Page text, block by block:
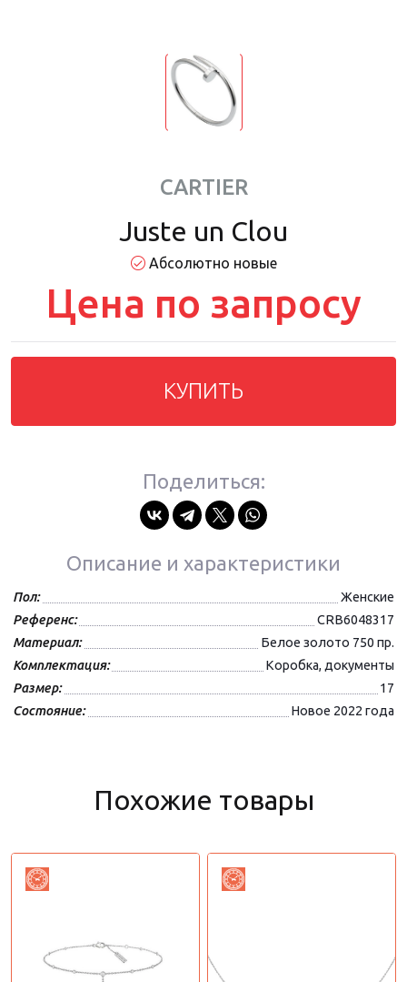
CARTIER
Juste un Clou
Абсолютно новые
Цена по запросу
КУПИТЬ
Поделиться:
Описание и характеристики
Пол:
Женские
Референс:
CRB6048317
Материал:
Белое золото 750 пр.
Комплектация:
Коробка, документы
Размер:
17
Состояние:
Новое 2022 года
Похожие товары